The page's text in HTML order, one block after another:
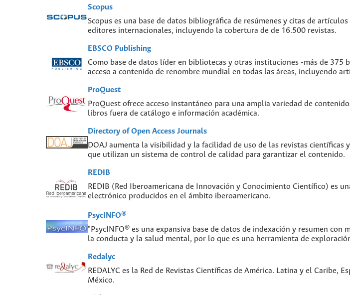
Scopus
Scopus es una base de datos bibliográfica de resúmenes y citas de
editores internacionales, incluyendo la cobertura de de 16.500 revistas.
EBSCO Publishing
Como base de datos líder en bibliotecas y otras instituciones -más de 375
acceso a contenido de renombre mundial en todas las áreas, incluyendo
ProQuest
ProQuest ofrece acceso instantáneo para una amplia variedad de
libros fuera de catálogo e información académica.
Directory of Open Access Journals
DOAJ aumenta la visibilidad y la facilidad de uso de las revistas
que utilizan un sistema de control de calidad para garantizar el contenido.
REDIB
REDIB (Red Iberoamericana de Innovación y Conocimiento Científico) es
electrónico producidos en el ámbito iberoamericano.
PsycINFO®
"PsycINFO® es una expansiva base de datos de indexación y resumen
la conducta y la salud mental, por lo que es una herramienta de
Redalyc
REDALYC es la Red de Revistas Científicas de América. Latina y el
México.